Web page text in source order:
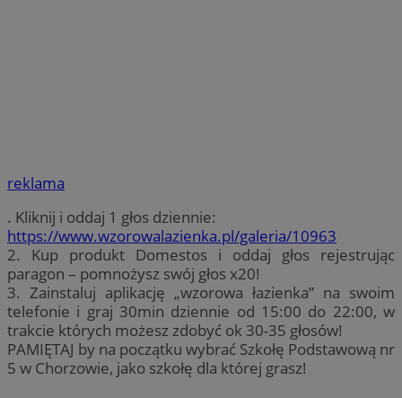
reklama
. Kliknij i oddaj 1 głos dziennie:
https://www.wzorowalazienka.pl/galeria/10963
2. Kup produkt Domestos i oddaj głos rejestrując
paragon – pomnożysz swój głos x20!
3. Zainstaluj aplikację „wzorowa łazienka” na swoim
telefonie i graj 30min dziennie od 15:00 do 22:00, w
trakcie których możesz zdobyć ok 30-35 głosów!
PAMIĘTAJ by na początku wybrać Szkołę Podstawową nr
5 w Chorzowie, jako szkołę dla której grasz!